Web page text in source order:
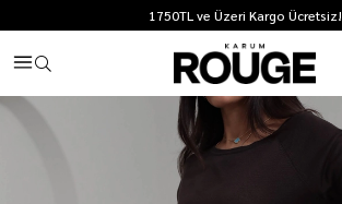
1750TL ve Üzeri Kargo Ücretsiz!